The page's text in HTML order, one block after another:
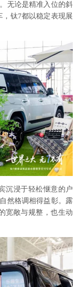
无论是精准入位的斜
钛7都以稳定表现展
沉浸于轻松惬意的户
然格调相得益彰。露
宽敞与规整，也生动